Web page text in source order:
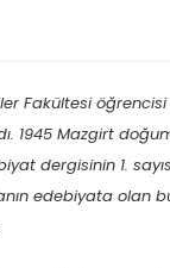
Fakültesi
Mazgirt
dergisinin 1.
edebiyata olan